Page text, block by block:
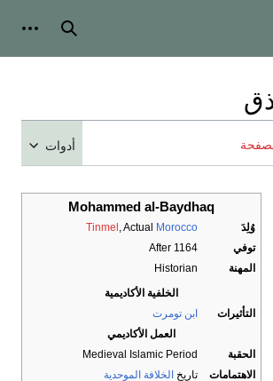
بحث
أدوات
Mohammed al-Baydhaq
وُلِدَ Tinmel , Actual Morocco
توفي
After 1164
المهنة
Historian
الخلفية الأكاديمية
التأثيرات
ابن تومرت
العمل الأكاديمي
الحقبة
Medieval Islamic Period
الاهتمامات
تاريخ الخلافة الموحدية